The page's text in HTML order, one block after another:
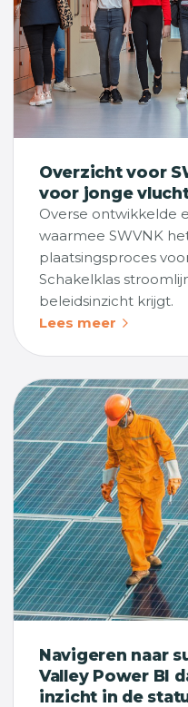
Overzicht voor
voor jonge
Overse ontwikkelde
waarmee SWVNK
plaatsingsproces
Schakelklas
beleidsinzicht krijgt.
Lees meer
Navigeren naar
Valley Power BI
inzicht in de